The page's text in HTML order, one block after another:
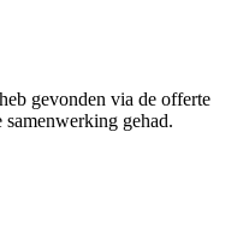
gevonden via de offerte
gehad.